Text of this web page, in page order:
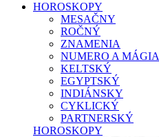
HOROSKOPY
MESAČNY
ROČNÝ
ZNAMENIA
NUMERO A MÁGIA
KELTSKÝ
EGYPTSKÝ
INDIÁNSKY
CYKLICKÝ
PARTNERSKÝ
HOROSKOPY